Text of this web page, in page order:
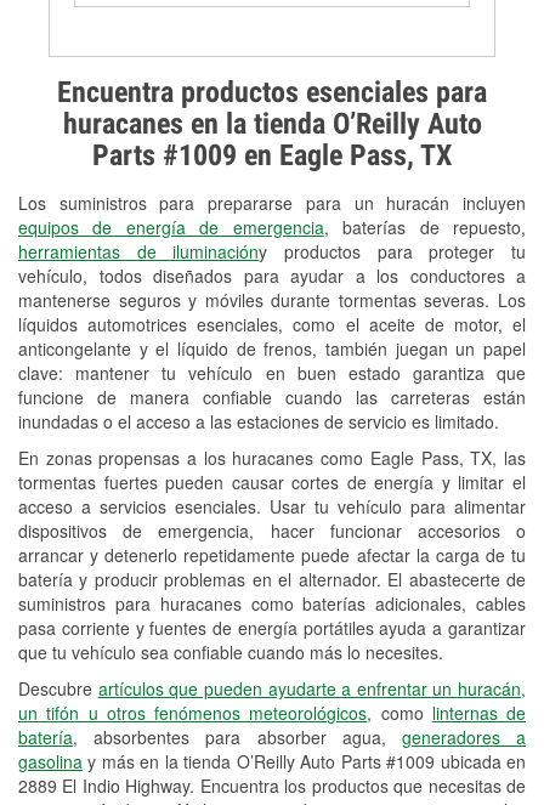
Encuentra productos esenciales para
huracanes en la tienda O’Reilly Auto
Parts #1009 en Eagle Pass, TX
Los suministros para prepararse para un huracán incluyen
equipos de energía de emergencia, baterías de repuesto,
herramientas de iluminacióny productos para proteger tu
vehículo, todos diseñados para ayudar a los conductores a
mantenerse seguros y móviles durante tormentas severas. Los
líquidos automotrices esenciales, como el aceite de motor, el
anticongelante y el líquido de frenos, también juegan un papel
clave: mantener tu vehículo en buen estado garantiza que
funcione de manera confiable cuando las carreteras están
inundadas o el acceso a las estaciones de servicio es limitado.
En zonas propensas a los huracanes como Eagle Pass, TX, las
tormentas fuertes pueden causar cortes de energía y limitar el
acceso a servicios esenciales. Usar tu vehículo para alimentar
dispositivos de emergencia, hacer funcionar accesorios o
arrancar y detenerlo repetidamente puede afectar la carga de tu
batería y producir problemas en el alternador. El abastecerte de
suministros para huracanes como baterías adicionales, cables
pasa corriente y fuentes de energía portátiles ayuda a garantizar
que tu vehículo sea confiable cuando más lo necesites.
Descubre artículos que pueden ayudarte a enfrentar un huracán,
un tifón u otros fenómenos meteorológicos, como linternas de
batería, absorbentes para absorber agua, generadores a
gasolina y más en la tienda O’Reilly Auto Parts #1009 ubicada en
2889 El Indio Highway. Encuentra los productos que necesitas de
Prueba de alternadores y
arrancadores
Revisión de la luz "Check Engine"
Reciclaje de baterías y aceite
Instalación de bombillas de faros
Instalación de limpiaparabrisas
Programa de Préstamo de
Herramientas
Rectificación de tambores y discos de
freno
Hurricane Supplies
Tornado Supplies
Conoce más